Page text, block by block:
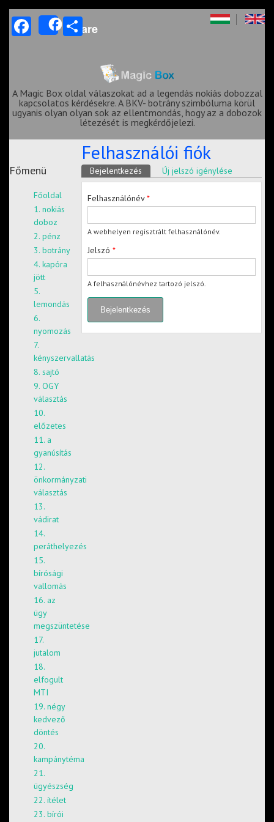
Facebook
ShareShare
A Magic Box oldal válaszokat ad a legendás nokiás dobozzal
kapcsolatos kérdésekre. A BKV- botrány szimbóluma körül
ugyanis olyan olyan sok az ellentmondás, hogy az a dobozok
létezését is megkérdőjelezi.
Főmenü
Főoldal
1. nokiás
doboz
2. pénz
3. botrány
4. kapóra
jött
5.
lemondás
6.
nyomozás
7.
kényszervallatás
8. sajtó
9. OGY
választás
10.
előzetes
11. a
gyanúsítás
12.
önkormányzati
választás
13.
vádirat
14.
peráthelyezés
15.
bírósági
vallomás
16. az
ügy
megszüntetése
17.
jutalom
18.
elfogult
MTI
19. négy
kedvező
döntés
20.
kampánytéma
21.
ügyészség
22. ítélet
23. bírói
Felhasználói fiók
Elsődleges fülek
Bejelentkezés (aktív fül)Új jelszó igénylése
Felhasználónév*
A webhelyen regisztrált felhasználónév.
Jelszó *
A felhasználónévhez tartozó jelszó.